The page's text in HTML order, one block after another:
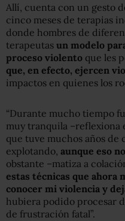
Allí, cuenta con un gesto
cinco meses de terapias
donde hombres de
terapeutas un modelo
proceso violento que les
que, en efecto, ejercen
impactos en quienes los
“Durante mucho tiempo
muy tranquila –reflexiona
que tuve muchos años de
explotando, aunque eso
obstante –matiza a
estas técnicas que ahora
conocer mi violencia y
hubiera podido procesar
de frustración fatal”.